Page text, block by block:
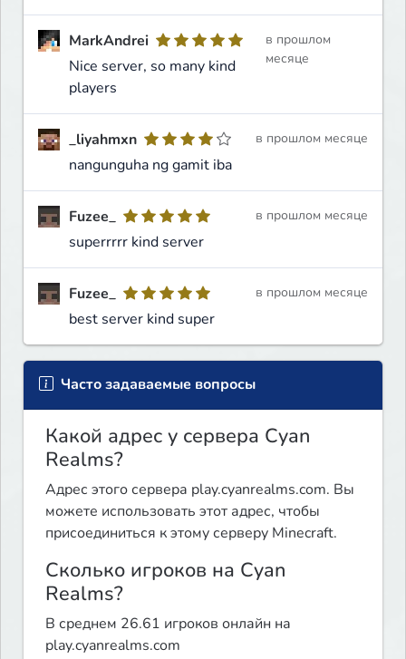
MarkAndrei
Nice server, so many kind
players
в прошлом
месяце
_liyahmxn
nangunguha ng gamit iba
в прошлом месяце
Fuzee_
superrrrr kind server
в прошлом месяце
Fuzee_
best server kind super
в прошлом месяце
Часто задаваемые вопросы
Какой адрес у сервера Cyan
Realms?
Адрес этого сервера play.cyanrealms.com. Вы
можете использовать этот адрес, чтобы
присоединиться к этому серверу Minecraft.
Сколько игроков на Cyan
Realms?
В среднем 26.61 игроков онлайн на
play.cyanrealms.com